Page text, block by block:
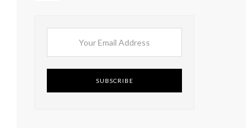
SUBSCRIBE